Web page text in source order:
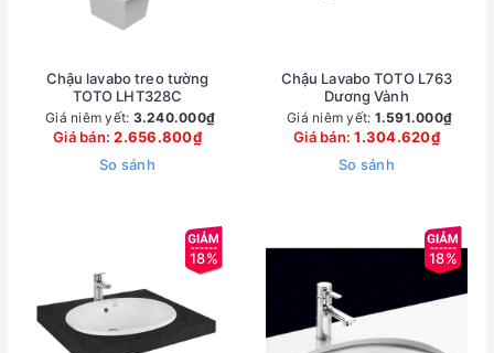
Chậu lavabo treo tường
TOTO LHT328C
Giá niêm yết: 3.240.000₫
Giá bán:2.656.800₫
So sánh
Chậu Lavabo TOTO L763
Dương Vành
Giá niêm yết: 1.591.000₫
Giá bán:1.304.620₫
So sánh
18% 18%